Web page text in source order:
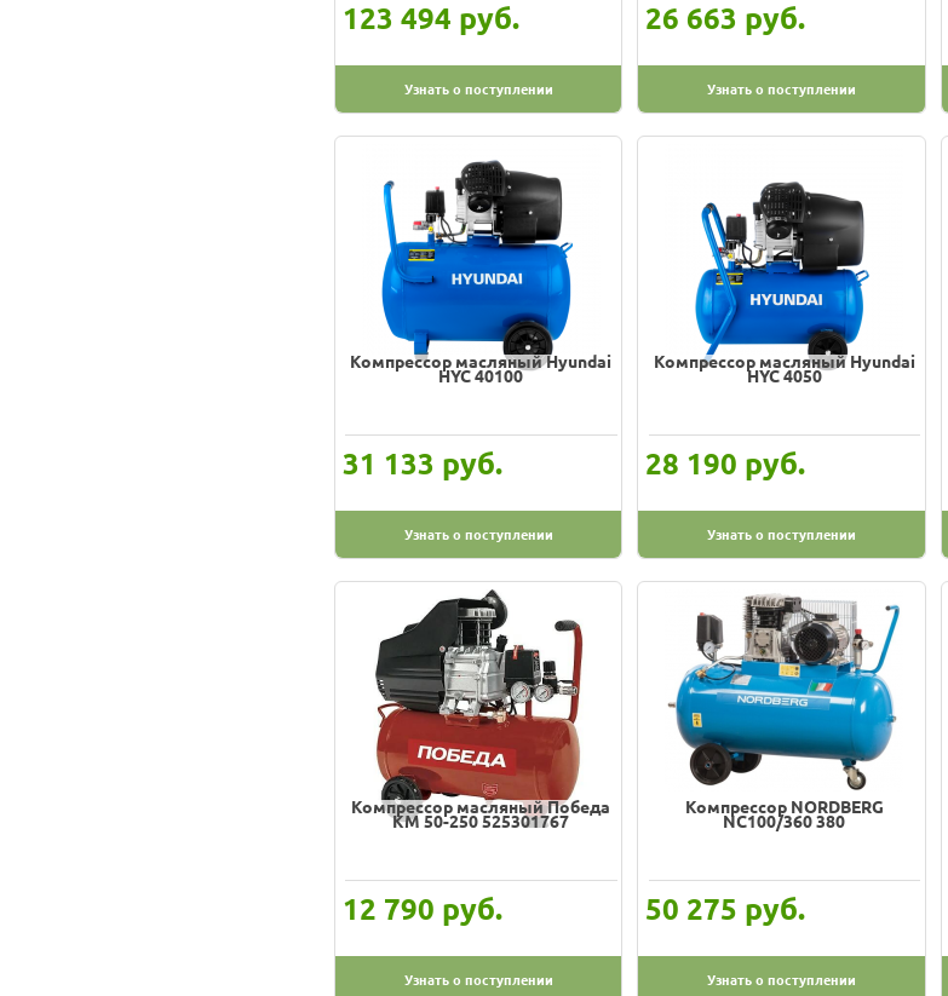
123 494 руб.
Узнать о поступлении
26 663 руб.
Узнать о поступлении
Компрессор масляный Hyundai
HYC 40100
31 133 руб.
Узнать о поступлении
Компрессор масляный Hyundai
HYC 4050
28 190 руб.
Узнать о поступлении
Компрессор масляный Победа
KM 50-250 525301767
12 790 руб.
Узнать о поступлении
Компрессор NORDBERG
NC100/360 380
50 275 руб.
Узнать о поступлении